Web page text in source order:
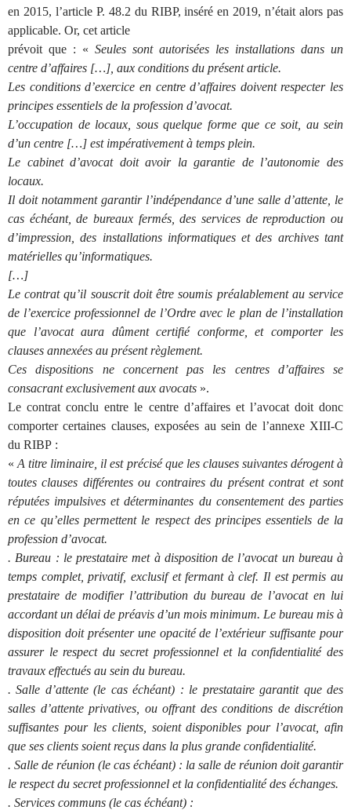
en 2015, l’article P. 48.2 du RIBP, inséré en 2019, n’était alors pas
applicable. Or, cet article
prévoit que : « Seules sont autorisées les installations dans un
centre d’affaires […], aux conditions du présent article.
Les conditions d’exercice en centre d’affaires doivent respecter les
principes essentiels de la profession d’avocat.
L’occupation de locaux, sous quelque forme que ce soit, au sein
d’un centre […] est impérativement à temps plein.
Le cabinet d’avocat doit avoir la garantie de l’autonomie des
locaux.
Il doit notamment garantir l’indépendance d’une salle d’attente, le
cas échéant, de bureaux fermés, des services de reproduction ou
d’impression, des installations informatiques et des archives tant
matérielles qu’informatiques.
[…]
Le contrat qu’il souscrit doit être soumis préalablement au service
de l’exercice professionnel de l’Ordre avec le plan de l’installation
que l’avocat aura dûment certifié conforme, et comporter les
clauses annexées au présent règlement.
Ces dispositions ne concernent pas les centres d’affaires se
consacrant exclusivement aux avocats ».
Le contrat conclu entre le centre d’affaires et l’avocat doit donc
comporter certaines clauses, exposées au sein de l’annexe XIII-C
du RIBP :
«A titre liminaire, il est précisé que les clauses suivantes dérogent à
toutes clauses différentes ou contraires du présent contrat et sont
réputées impulsives et déterminantes du consentement des parties
en ce qu’elles permettent le respect des principes essentiels de la
profession d’avocat.
. Bureau : le prestataire met à disposition de l’avocat un bureau à
temps complet, privatif, exclusif et fermant à clef. Il est permis au
prestataire de modifier l’attribution du bureau de l’avocat en lui
accordant un délai de préavis d’un mois minimum. Le bureau mis à
disposition doit présenter une opacité de l’extérieur suffisante pour
assurer le respect du secret professionnel et la confidentialité des
travaux effectués au sein du bureau.
. Salle d’attente (le cas échéant) : le prestataire garantit que des
salles d’attente privatives, ou offrant des conditions de discrétion
suffisantes pour les clients, soient disponibles pour l’avocat, afin
que ses clients soient reçus dans la plus grande confidentialité.
. Salle de réunion (le cas échéant) : la salle de réunion doit garantir
le respect du secret professionnel et la confidentialité des échanges.
. Services communs (le cas échéant) :